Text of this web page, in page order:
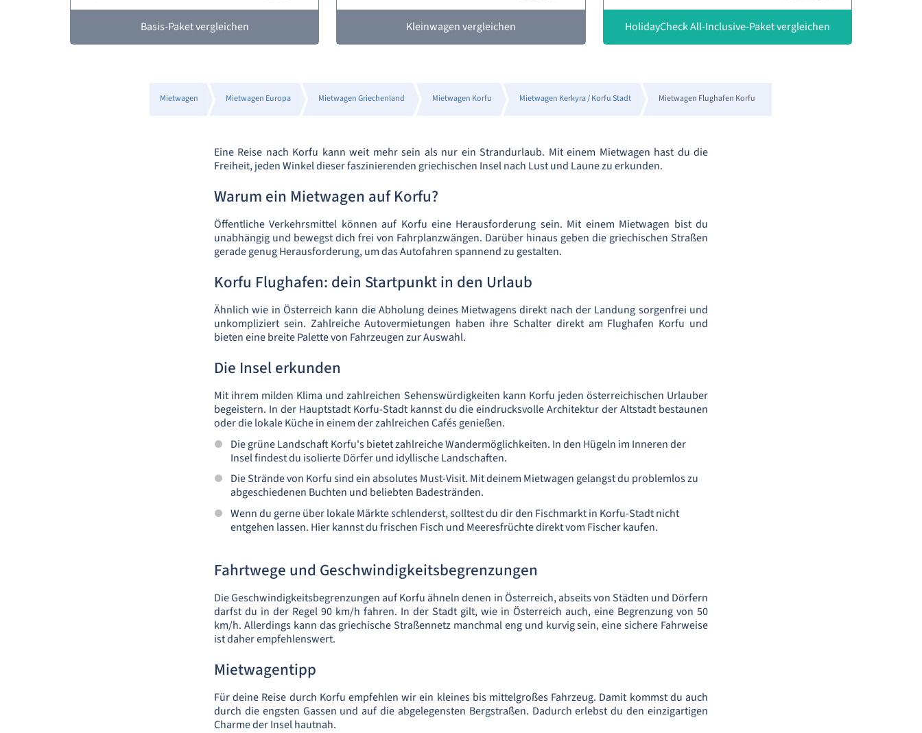
Basis-Paket vergleichen Kleinwagen vergleichen HolidayCheck All-Inclusive-Paket vergleichen
Mietwagen Mietwagen Europa Mietwagen Griechenland Mietwagen Korfu Mietwagen Kerkyra / Korfu Stadt Mietwagen Flughafen Korfu
Eine Reise nach Korfu kann weit mehr sein als nur ein Strandurlaub. Mit einem Mietwagen hast du die
Freiheit, jeden Winkel dieser faszinierenden griechischen Insel nach Lust und Laune zu erkunden.
Warum ein Mietwagen auf Korfu?
Öffentliche Verkehrsmittel können auf Korfu eine Herausforderung sein. Mit einem Mietwagen bist du
unabhängig und bewegst dich frei von Fahrplanzwängen. Darüber hinaus geben die griechischen Straßen
gerade genug Herausforderung, um das Autofahren spannend zu gestalten.
Korfu Flughafen: dein Startpunkt in den Urlaub
Ähnlich wie in Österreich kann die Abholung deines Mietwagens direkt nach der Landung sorgenfrei und
unkompliziert sein. Zahlreiche Autovermietungen haben ihre Schalter direkt am Flughafen Korfu und
bieten eine breite Palette von Fahrzeugen zur Auswahl.
Die Insel erkunden
Mit ihrem milden Klima und zahlreichen Sehenswürdigkeiten kann Korfu jeden österreichischen Urlauber
begeistern. In der Hauptstadt Korfu-Stadt kannst du die eindrucksvolle Architektur der Altstadt bestaunen
oder die lokale Küche in einem der zahlreichen Cafés genießen.
Die grüne Landschaft Korfu's bietet zahlreiche Wandermöglichkeiten. In den Hügeln im Inneren der
Insel findest du isolierte Dörfer und idyllische Landschaften.
Die Strände von Korfu sind ein absolutes Must-Visit. Mit deinem Mietwagen gelangst du problemlos zu
abgeschiedenen Buchten und beliebten Badestränden.
Wenn du gerne über lokale Märkte schlenderst, solltest du dir den Fischmarkt in Korfu-Stadt nicht
entgehen lassen. Hier kannst du frischen Fisch und Meeresfrüchte direkt vom Fischer kaufen.
Fahrtwege und Geschwindigkeitsbegrenzungen
Die Geschwindigkeitsbegrenzungen auf Korfu ähneln denen in Österreich, abseits von Städten und Dörfern
darfst du in der Regel 90 km/h fahren. In der Stadt gilt, wie in Österreich auch, eine Begrenzung von 50
km/h. Allerdings kann das griechische Straßennetz manchmal eng und kurvig sein, eine sichere Fahrweise
ist daher empfehlenswert.
Mietwagentipp
Für deine Reise durch Korfu empfehlen wir ein kleines bis mittelgroßes Fahrzeug. Damit kommst du auch
durch die engsten Gassen und auf die abgelegensten Bergstraßen. Dadurch erlebst du den einzigartigen
Charme der Insel hautnah.